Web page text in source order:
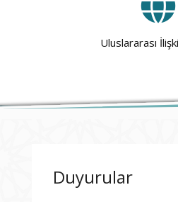
Uluslararası
Duyurular